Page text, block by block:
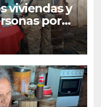
viviendas y
por
en